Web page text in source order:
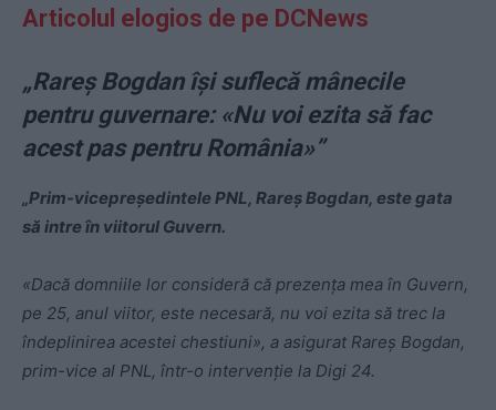
Articolul elogios de pe DCNews
„Rareș Bogdan își suflecă mânecile
pentru guvernare: «Nu voi ezita să fac
acest pas pentru România»”
„Prim-vicepreședintele PNL, Rareș Bogdan, este gata
să intre în viitorul Guvern.
«Dacă domniile lor consideră că prezența mea în Guvern,
pe 25, anul viitor, este necesară, nu voi ezita să trec la
îndeplinirea acestei chestiuni», a asigurat Rareș Bogdan,
prim-vice al PNL, într-o intervenție la Digi 24.